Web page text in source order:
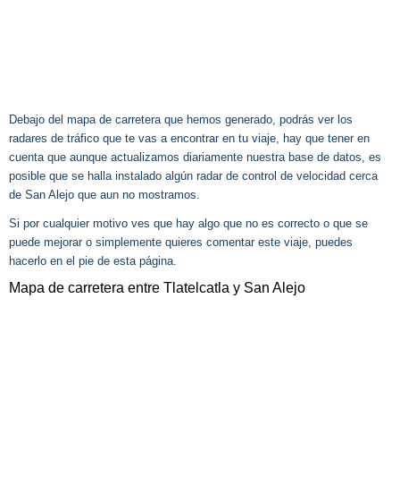
Debajo del mapa de carretera que hemos generado, podrás ver los
radares de tráfico que te vas a encontrar en tu viaje, hay que tener en
cuenta que aunque actualizamos diariamente nuestra base de datos, es
posible que se halla instalado algún radar de control de velocidad cerca
de San Alejo que aun no mostramos.
Si por cualquier motivo ves que hay algo que no es correcto o que se
puede mejorar o simplemente quieres comentar este viaje, puedes
hacerlo en el pie de esta página.
Mapa de carretera entre Tlatelcatla y San Alejo